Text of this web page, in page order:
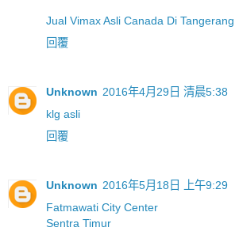
Jual Vimax Asli Canada Di Tangerang
回覆
Unknown 2016年4月29日 清晨5:38
klg asli
回覆
Unknown 2016年5月18日 上午9:29
Fatmawati City Center
Sentra Timur